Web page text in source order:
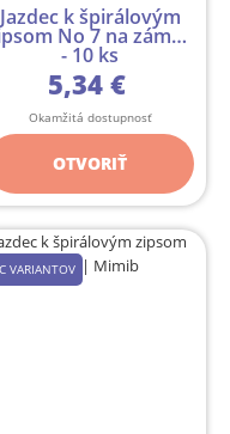
Jazdec k špirálovým
No 7 na zámok
- 10 ks
5,34 €
Okamžitá dostupnosť
OTVORIŤ
VARIANTOV